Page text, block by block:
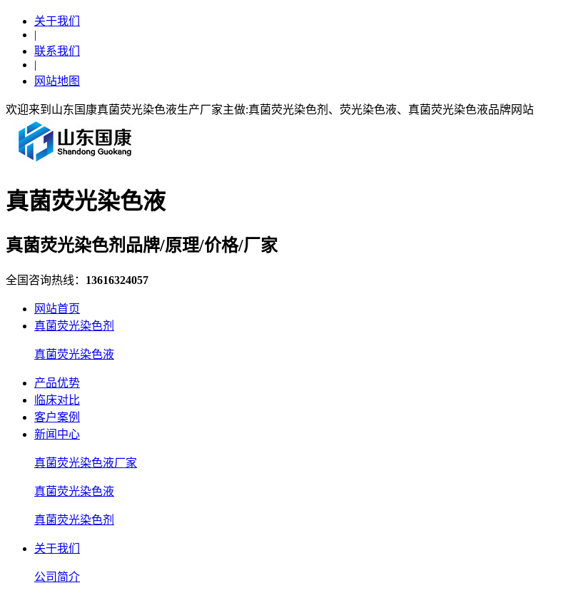
关于我们
|
联系我们
|
网站地图
欢迎来到山东国康真菌荧光染色液生产厂家主做:真菌荧光染色剂、荧光染色液、真菌荧光染色液品牌网站
真菌荧光染色液
真菌荧光染色剂品牌/原理/价格/厂家
全国咨询热线： 13616324057
网站首页
真菌荧光染色剂
真菌荧光染色液
产品优势
临床对比
客户案例
新闻中心
真菌荧光染色液厂家
真菌荧光染色液
真菌荧光染色剂
关于我们
公司简介